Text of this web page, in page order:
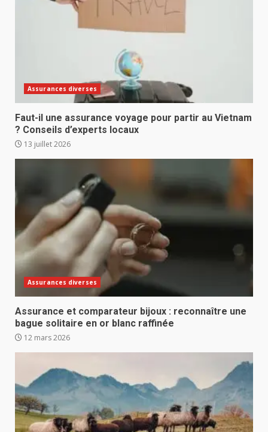
Assurances diverses
Faut-il une assurance voyage pour partir au Vietnam
? Conseils d’experts locaux
13 juillet 2026
Assurances diverses
Assurance et comparateur bijoux : reconnaître une
bague solitaire en or blanc raffinée
12 mars 2026